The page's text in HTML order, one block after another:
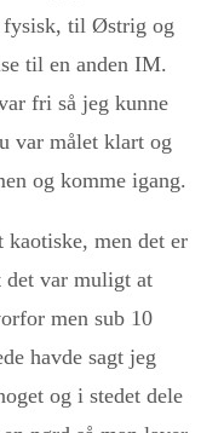
fysisk, til Østrig og
til en anden IM.
fri så jeg kunne
var målet klart og
og komme igang.
kaotiske, men det er
det var muligt at
men sub 10
havde sagt jeg
og i stedet dele